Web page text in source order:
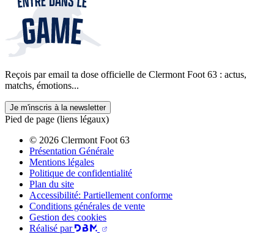
Reçois par email ta dose officielle de Clermont Foot 63 : actus,
matchs, émotions...
Je m'inscris à la newsletter
Pied de page (liens légaux)
© 2026 Clermont Foot 63
Présentation Générale
Mentions légales
Politique de confidentialité
Plan du site
Accessibilité: Partiellement conforme
Conditions générales de vente
Gestion des cookies
Réalisé par